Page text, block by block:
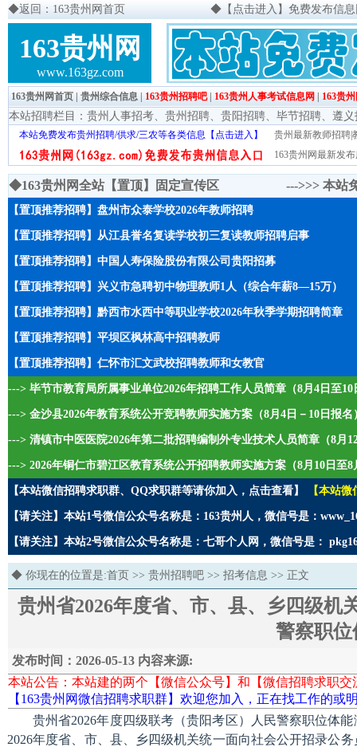
◆返回：163贵州网首页 ◆ 【点击进入】免费发布信
163贵州网
www.163gz.com
163贵州网首页 贵州综合信息 163贵州招聘吧| 163贵州人事考试信息网 163贵
本站招聘栏目： 贵州人事招考、 贵州招聘、 贵阳招聘、 毕节招聘、 遵义
本站免费发布贵州招聘/供求/三农等各类信息【点击进入】
贵州最新教师招聘|
163贵州网最新发
◆163贵州网全站【置顶】固定宣传区 --->>> 本站
【置顶推荐招聘】盘州市众泰学校2026年教师招聘
【置顶推荐招聘】从江县誉名复读学校初三复读教师招聘启事
【置顶推荐招聘】中国人寿保险股份有限公司贵阳招募
【置顶推荐招聘】兴义市急聘初中物理教师1人（综合年薪8—15万）
【置顶推荐招聘】黔西市水西中等职业学校2026年秋季学期招聘简章
【置顶推荐招聘】平坝区枫林高中招聘教师
【置顶推荐招聘】仁怀市汇文武校招聘教师和女教官
---> 毕节市教育局所属事业单位2026年招聘工作人员简章（8月4日至10
---> 金沙县2026年教育系统公开竞聘教师实施方案（8月4日－10日报名
---> 清镇市中医医院2026年第二批招聘编制外专业技术人员简章（8月
---> 2026年铜仁市碧江区教育系统公开招聘教师实施方案（8月10日至8
【本站微信招聘求职群、QQ求职群等请你加入，点击查看】 【本站
【请关注】本站1号微信公众号名称是：163贵州人，微信号是：
【请关注】本站2号微信公众号名称是：七哥个人网，微信号是：
◆ 你现在的位置是:首页 >> 贵州招聘吧 >> 招考信息 >> 正文
贵州省2026年度省、市、县、乡四级机
警察职
发布时间：2026-05-13 内容来源:
本站公告：本站建的两个【微信公众号】和【微信招聘求职
【163贵州网微信招聘求职群】欢迎您加入，正在找工作的
贵州省2026年度四级联考（贵阳考区）人民警察职位体
2026年度省、市、县、乡四级机关统一面向社会公开招录公